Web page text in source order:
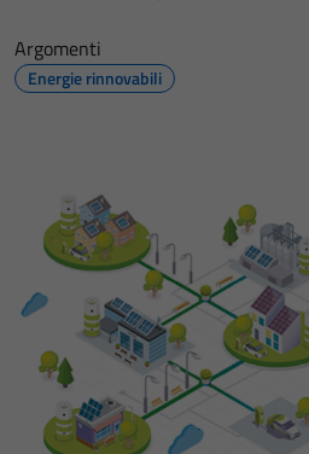
Argomenti
Energie rinnovabili